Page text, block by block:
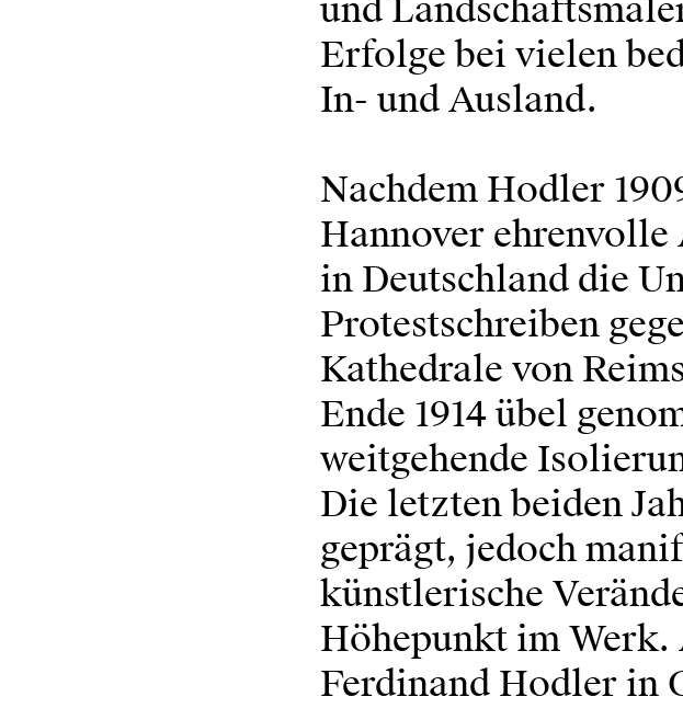
und
Erfolge bei vielen
In- und Ausland.
Nachdem Hodler
Hannover
in Deutschland die
Protestschreiben
Kathedrale von
Ende 1914 übel
weitgehende
Die letzten beiden
geprägt, jedoch
künstlerische
Höhepunkt im Werk.
Ferdinand Hodler in